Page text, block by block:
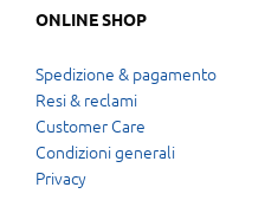
ONLINE SHOP
Spedizione & pagamento
Resi & reclami
Customer Care
Condizioni generali
Privacy